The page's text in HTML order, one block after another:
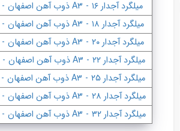
میلگرد آجدار ۱۶
- A۳ ذوب آهن اصفهان -
میلگرد آجدار ۱۸
- A۳ ذوب آهن اصفهان -
میلگرد آجدار ۲۰
- A۳ ذوب آهن اصفهان -
میلگرد آجدار ۲۲
- A۳ ذوب آهن اصفهان -
میلگرد آجدار ۲۵
- A۳ ذوب آهن اصفهان -
میلگرد آجدار ۲۸
- A۳ ذوب آهن اصفهان -
میلگرد آجدار ۳۲
- A۳ ذوب آهن اصفهان -